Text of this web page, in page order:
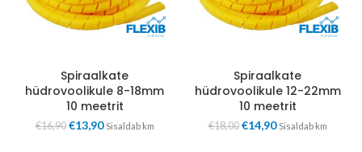
Spiraalkate
hüdrovoolikule 8-18mm
10 meetrit
€16,90 €13,90 Sisaldab km
Spiraalkate
hüdrovoolikule 12-22mm
10 meetrit
€18,00 €14,90 Sisaldab km